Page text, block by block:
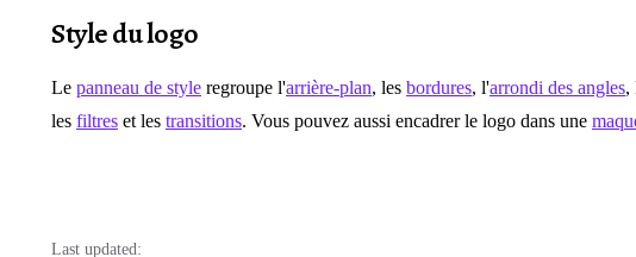
Style du logo
Le panneau de style regroupe l'arrière-plan, les bordures, l'arrondi des angles,
les filtres et les transitions. Vous pouvez aussi encadrer le logo dans une
Last updated: